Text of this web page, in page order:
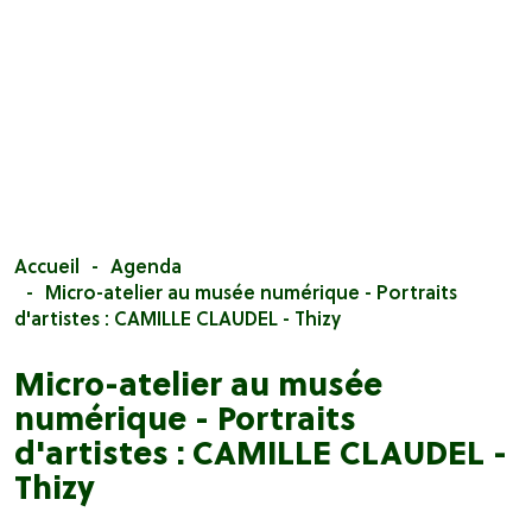
Accueil
Agenda
Micro-atelier au musée numérique - Portraits
d'artistes : CAMILLE CLAUDEL - Thizy
Micro-atelier au musée
numérique - Portraits
d'artistes : CAMILLE CLAUDEL -
Thizy